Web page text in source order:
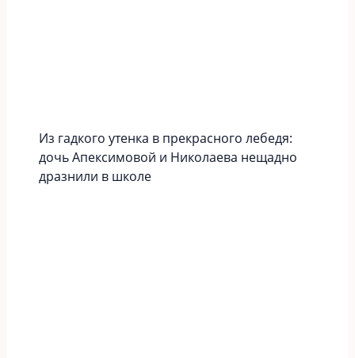
Из гадкого утенка в прекрасного лебедя:
дочь Апексимовой и Николаева нещадно
дразнили в школе